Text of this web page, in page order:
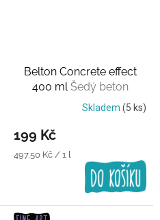
Belton Concrete effect
400 ml Šedý beton
Skladem (5 ks)
199 Kč
Měrná
497,50 Kč / 1 l